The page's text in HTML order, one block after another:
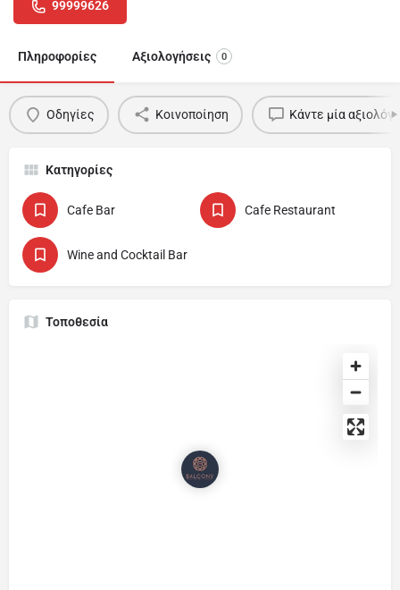
99999626
Πληροφορίες Αξιολογήσεις 0
Οδηγίες Κοινοποίηση Κάντε μία
Κατηγορίες
Cafe Bar Cafe Restaurant
Wine and Cocktail Bar
Τοποθεσία